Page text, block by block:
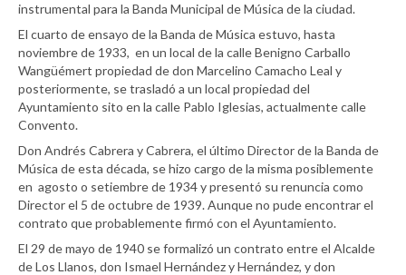
instrumental para la Banda Municipal de Música de la ciudad.
El cuarto de ensayo de la Banda de Música estuvo, hasta
noviembre de 1933, en un local de la calle Benigno Carballo
Wangüémert propiedad de don Marcelino Camacho Leal y
posteriormente, se trasladó a un local propiedad del
Ayuntamiento sito en la calle Pablo Iglesias, actualmente calle
Convento.
Don Andrés Cabrera y Cabrera, el último Director de la Banda de
Música de esta década, se hizo cargo de la misma posiblemente
en agosto o setiembre de 1934 y presentó su renuncia como
Director el 5 de octubre de 1939. Aunque no pude encontrar el
contrato que probablemente firmó con el Ayuntamiento.
El 29 de mayo de 1940 se formalizó un contrato entre el Alcalde
de Los Llanos, don Ismael Hernández y Hernández, y don